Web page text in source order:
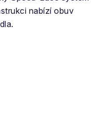
nabízí obuv